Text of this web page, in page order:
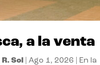
a la venta
Sol Ago 1, 2026
En la